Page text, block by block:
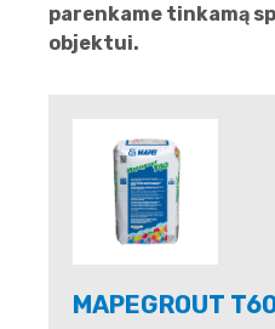
parenkame tinkamą
objektui.
MAPEGROUT